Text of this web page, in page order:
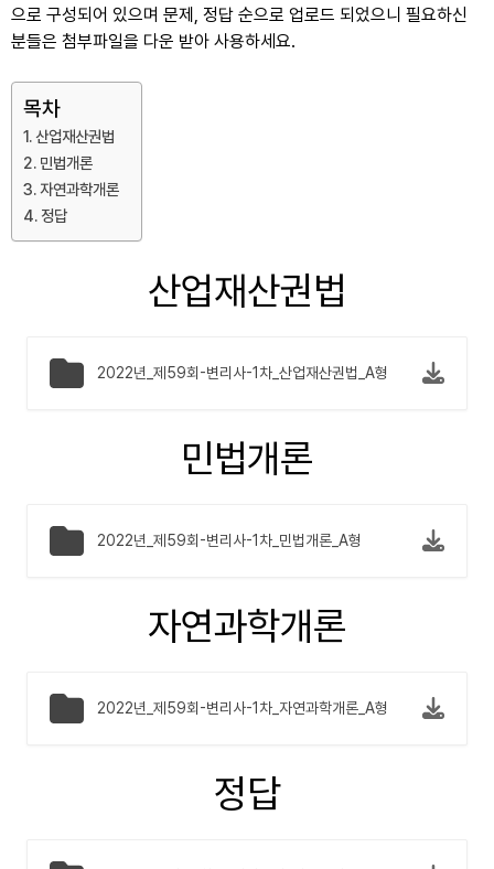
으로 구성되어 있으며 문제, 정답 순으로 업로드 되었으니 필요하신
분들은 첨부파일을 다운 받아 사용하세요.
목차
산업재산권법
민법개론
자연과학개론
정답
산업재산권법
2022년_제59회-변리사-1차_산업재산권법_A형
민법개론
2022년_제59회-변리사-1차_민법개론_A형
자연과학개론
2022년_제59회-변리사-1차_자연과학개론_A형
정답